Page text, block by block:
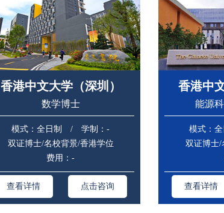
香港中文大学（深圳）
数学博士
模式：全日制 / 学制：-
双证博士/名校背景/香港学位
费用：-
查看详情 点击咨询
香港中
能源
模式：
双证博士/
查看详情